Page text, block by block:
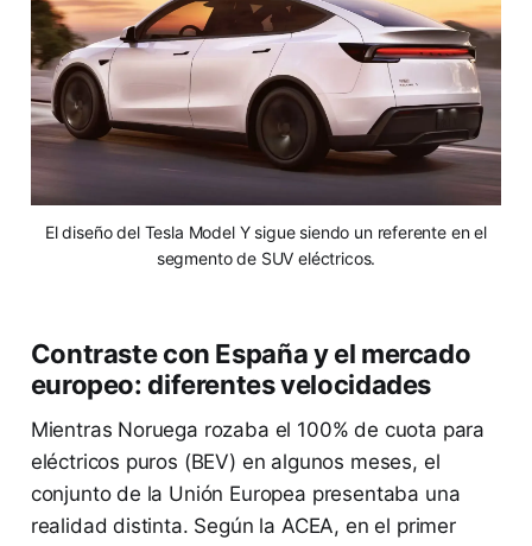
El diseño del Tesla Model Y sigue siendo un referente en el
segmento de SUV eléctricos.
Contraste con España y el mercado
europeo: diferentes velocidades
Mientras Noruega rozaba el 100% de cuota para
eléctricos puros (BEV) en algunos meses, el
conjunto de la Unión Europea presentaba una
realidad distinta. Según la ACEA, en el primer